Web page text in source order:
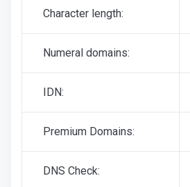
Character length:
Numeral domains:
IDN:
Premium Domains:
DNS Check: